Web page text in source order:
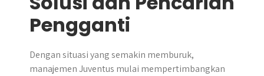
Pengganti
Dengan situasi yang semakin memburuk,
manajemen Juventus mulai mempertimbangkan